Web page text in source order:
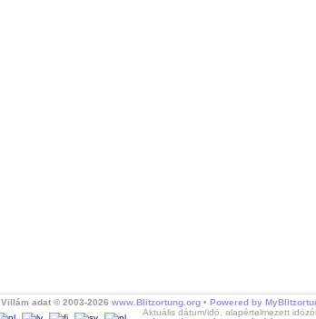
Villám adat © 2003-2026 www.Blitzortung.org • Powered by
Aktuális dátum/idö, alapértelmezett